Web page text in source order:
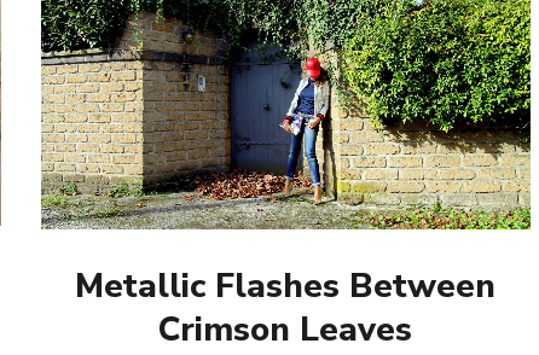
Metallic Flashes Between
Crimson Leaves